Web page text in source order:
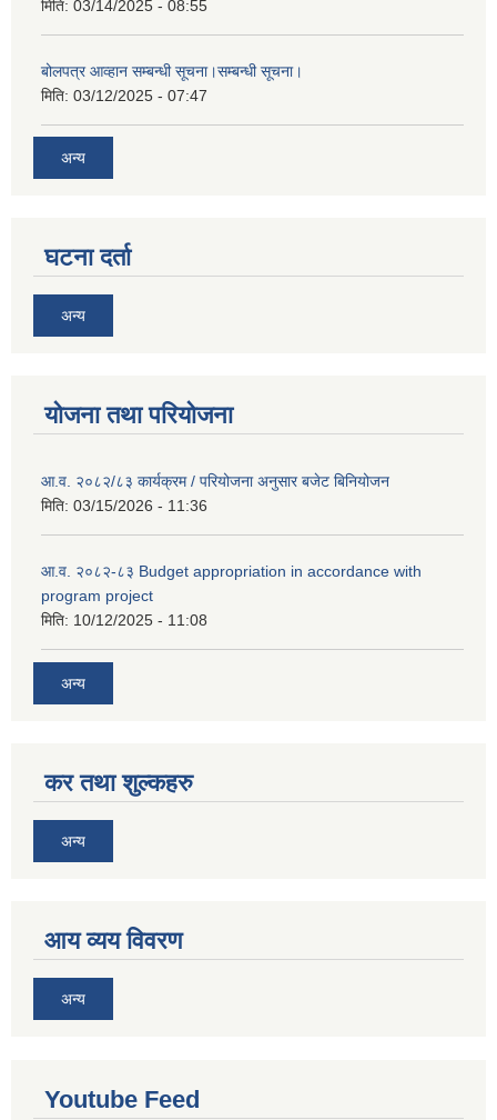
मिति: 03/14/2025 - 08:55
बोलपत्र आव्हान सम्बन्धी सूचना।सम्बन्धी सूचना।
मिति: 03/12/2025 - 07:47
अन्य
घटना दर्ता
अन्य
योजना तथा परियोजना
आ.व. २०८२/८३ कार्यक्रम / परियोजना अनुसार बजेट बिनियोजन
मिति: 03/15/2026 - 11:36
आ.व. २०८२-८३ Budget appropriation in accordance with
program project
मिति: 10/12/2025 - 11:08
अन्य
कर तथा शुल्कहरु
अन्य
आय व्यय विवरण
अन्य
Youtube Feed